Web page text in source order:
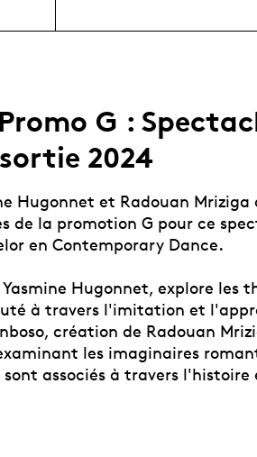
G :
2024
Hugonnet et Radouan Mriziga
de la promotion G pour ce
en Contemporary Dance.
Hugonnet, explore les
à travers l'imitation et
création de Radouan
les imaginaires
associés à travers l'histoire